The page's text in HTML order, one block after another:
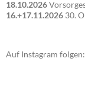
18.10.2026
16.+17.11.2026 30.
Auf Instagram folgen: